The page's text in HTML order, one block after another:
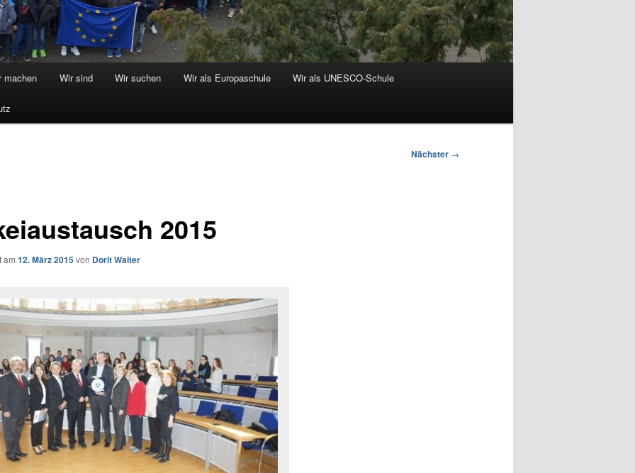
machen Wir sind Wir suchen Wir als Europaschule Wir als UNESCO-Schule
Nächster →
2015
am 12. März 2015von Dorit Walter